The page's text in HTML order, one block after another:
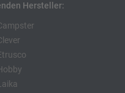
Hersteller: